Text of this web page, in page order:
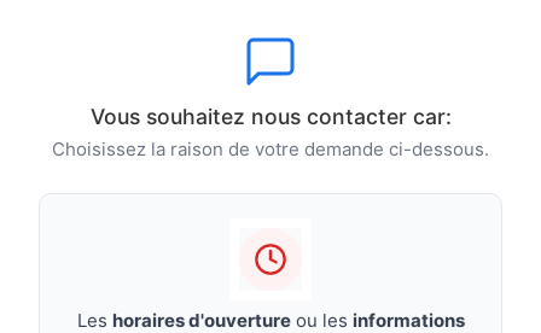
Vous souhaitez nous contacter car:
Choisissez la raison de votre demande ci-dessous.
Les horaires d'ouvertureou les informations